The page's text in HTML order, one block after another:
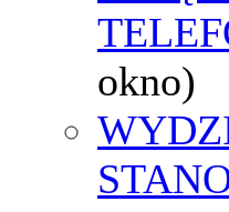
okno)